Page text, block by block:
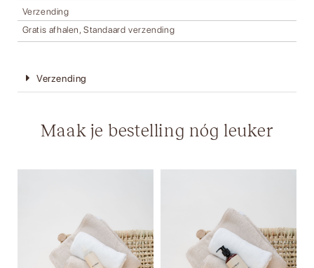
Verzending
Gratis afhalen, Standaard verzending
Verzending
Maak je bestelling nóg leuker